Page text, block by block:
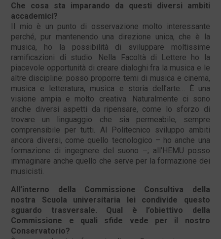
Che cosa sta imparando da questi diversi ambiti
accademici?
Il mio è un punto di osservazione molto interessante
perché, pur mantenendo una direzione unica, che è la
musica, ho la possibilità di sviluppare moltissime
ramificazioni di studio. Nella Facoltà di Lettere ho la
piacevole opportunità di creare dialoghi fra la musica e le
altre discipline: posso proporre temi di musica e cinema,
musica e letteratura, musica e storia dell’arte… È una
visione ampia e molto creativa. Naturalmente ci sono
anche diversi aspetti da ripensare, come lo sforzo di
trovare un linguaggio che sia permeabile, sempre
comprensibile per tutti. Al Politecnico sviluppo ambiti
ancora diversi, come quello tecnologico – ho anche una
formazione di ingegnere del suono –; all’HEMU posso
immaginare anche quello che serve per la formazione dei
musicisti.
All’interno della Commissione Consultiva della
nostra Scuola universitaria lei condivide questo
sguardo trasversale. Qual è l’obiettivo della
Commissione e quali sfide vede per il nostro
Conservatorio?